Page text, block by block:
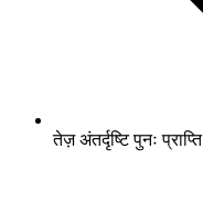
तेज़ अंतर्दृष्टि पुनः प्राप्ति